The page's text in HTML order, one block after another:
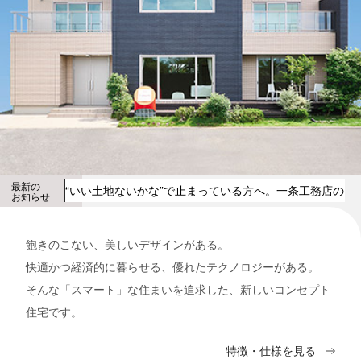
最新の
お知らせ “いい土地ないかな”で止まっている方へ。一条工務店の
飽きのこない、美しいデザインがある。
快適かつ経済的に暮らせる、優れたテクノロジーがある。
そんな「スマート」な住まいを追求した、新しいコンセプト
住宅です。
特徴・仕様を見る